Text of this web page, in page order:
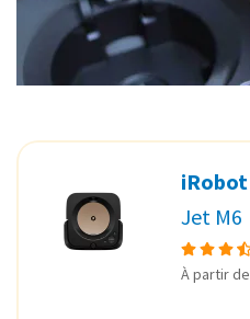
iRobot
Jet M6
À partir de